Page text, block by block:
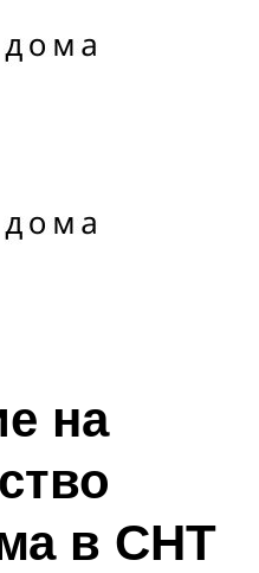
на
в СНТ